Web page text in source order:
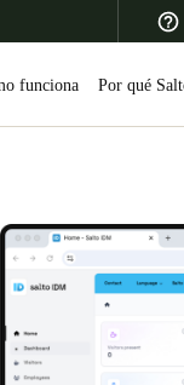
and India Asia
funciona Por qué